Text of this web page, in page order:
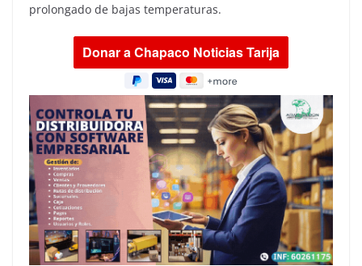
prolongado de bajas temperaturas.